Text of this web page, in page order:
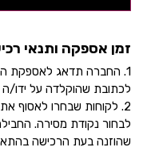
זמן אספקה ותנאי
לכתובת שהוקלדה על ידו/
2. לקוחות שבחרו לאסוף
לבחור נקודת מסירה.
שהוזנה בעת הרכישה